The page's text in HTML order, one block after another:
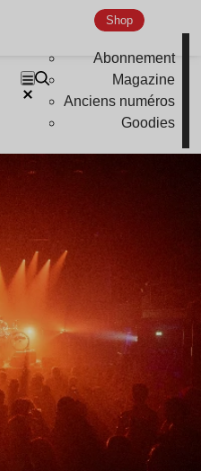
Shop
Abonnement
Magazine
Anciens numéros
Goodies